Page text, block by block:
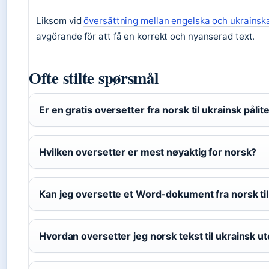
Liksom vidöversättning mellan engelska och
avgörande för att få en korrekt och nyanserad text.
Ofte stilte spørsmål
Er en gratis oversetter fra norsk til ukrainsk
Hvilken oversetter er mest nøyaktig for norsk?
Kan jeg oversette et Word-dokument fra norsk
Hvordan oversetter jeg norsk tekst til ukrainsk